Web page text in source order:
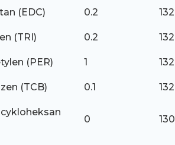
(EDC) 0.2
(TRI) 0.2
(PER) 1
(TCB) 0.1
0